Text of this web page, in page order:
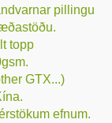
pillingu
topp
GTX...)
efnum.